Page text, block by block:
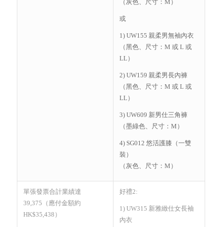
（灰色、尺寸：M）
或
1) UW155 親柔男無袖內衣
（黑色、尺寸：M 或 L 或
LL）
2) UW159 親柔男長內褲
（黑色、尺寸：M 或 L 或
LL）
3) UW609 新男仕三角褲
（墨綠色、尺寸：M）
4) SG012 悠活護膝（一雙
裝）
（灰色、尺寸：M）
單張發票合計業績達
39,375（應付金額約
HK$35,438）
好禮2:
1) UW315 新雅緻仕女長袖
內衣